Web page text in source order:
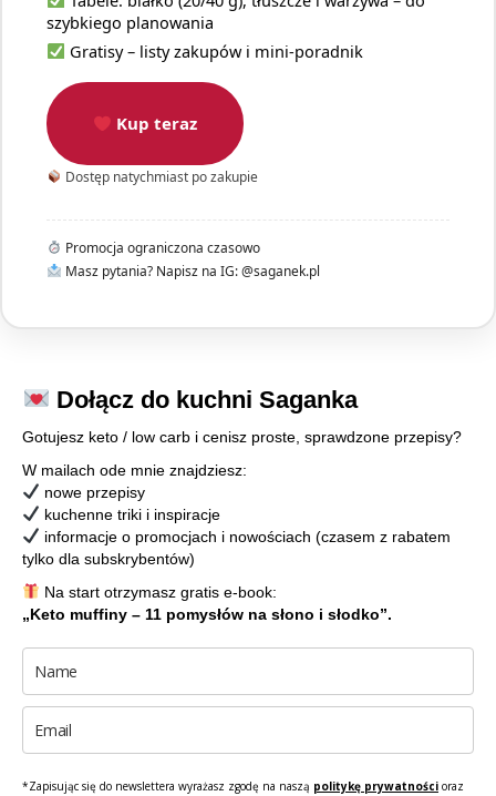
szybkiego planowania
Gratisy – listy zakupów i mini-poradnik
Kup teraz
Dostęp natychmiast po zakupie
Promocja ograniczona czasowo
Masz pytania? Napisz na IG: @saganek.pl
Dołącz do kuchni Saganka
Gotujesz keto / low carb i cenisz proste, sprawdzone przepisy?
W mailach ode mnie znajdziesz:
nowe przepisy
kuchenne triki i inspiracje
informacje o promocjach i nowościach (czasem z rabatem
tylko dla subskrybentów)
Na start otrzymasz gratis e-book:
„Keto muffiny – 11 pomysłów na słono i słodko”.
*Zapisując się do newslettera wyrażasz zgodę na naszą politykę prywatności oraz